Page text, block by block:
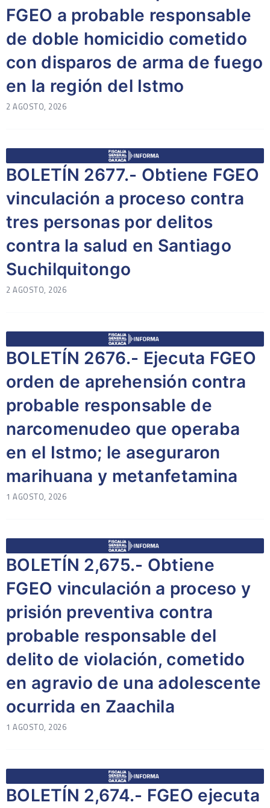
FGEO a probable responsable
de doble homicidio cometido
con disparos de arma de fuego
en la región del Istmo
2 AGOSTO, 2026
BOLETÍN 2677.- Obtiene FGEO
vinculación a proceso contra
tres personas por delitos
contra la salud en Santiago
Suchilquitongo
2 AGOSTO, 2026
BOLETÍN 2676.- Ejecuta FGEO
orden de aprehensión contra
probable responsable de
narcomenudeo que operaba
en el Istmo; le aseguraron
marihuana y metanfetamina
1 AGOSTO, 2026
BOLETÍN 2,675.- Obtiene
FGEO vinculación a proceso y
prisión preventiva contra
probable responsable del
delito de violación, cometido
en agravio de una adolescente
ocurrida en Zaachila
1 AGOSTO, 2026
BOLETÍN 2,674.- FGEO ejecuta